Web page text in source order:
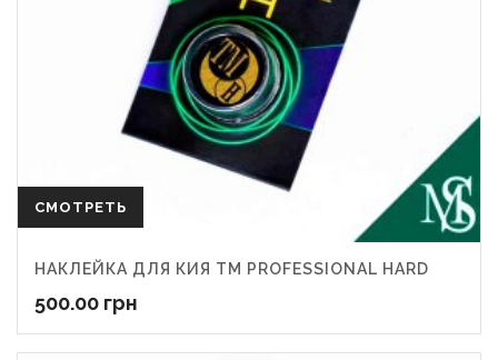
СМОТРЕТЬ
НАКЛЕЙКА ДЛЯ КИЯ ТМ PROFESSIONAL HARD
500.00 грн